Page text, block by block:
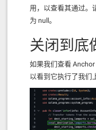
用，以查看其通过。
为 null。
关闭到底
如果我们查看 Anchor
以看到它执行了我们